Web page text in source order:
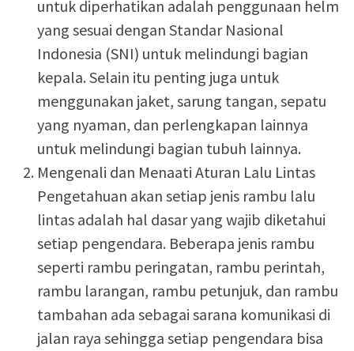
untuk diperhatikan adalah penggunaan helm
yang sesuai dengan Standar Nasional
Indonesia (SNI) untuk melindungi bagian
kepala. Selain itu penting juga untuk
menggunakan jaket, sarung tangan, sepatu
yang nyaman, dan perlengkapan lainnya
untuk melindungi bagian tubuh lainnya.
Mengenali dan Menaati Aturan Lalu Lintas
Pengetahuan akan setiap jenis rambu lalu
lintas adalah hal dasar yang wajib diketahui
setiap pengendara. Beberapa jenis rambu
seperti rambu peringatan, rambu perintah,
rambu larangan, rambu petunjuk, dan rambu
tambahan ada sebagai sarana komunikasi di
jalan raya sehingga setiap pengendara bisa